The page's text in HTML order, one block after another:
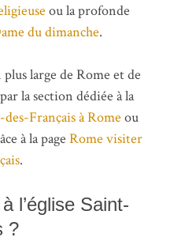
ou la profonde
du dimanche.
large de Rome et de
la section dédiée à la
Français à Rome ou
à la page Rome visiter
.
l’église Saint-
?